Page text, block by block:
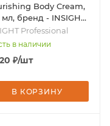
Body Cream,
мл, бренд - INSIGHT
Professional
в наличии
₽/шт
В КОРЗИНУ